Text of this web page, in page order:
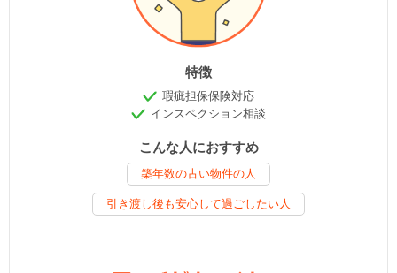
特徴
瑕疵担保保険対応
インスペクション相談
こんな人におすすめ
築年数の古い物件の人
引き渡し後も安心して過ごしたい人